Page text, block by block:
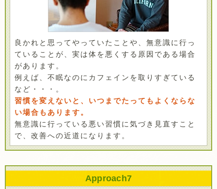
良かれと思ってやっていたことや、無意識に行っ
ていることが、実は体を悪くする原因である場合
があります。
例えば、不眠なのにカフェインを取りすぎている
など・・・。
習慣を変えないと、いつまでたってもよくならな
い場合もあります。
無意識に行っている悪い習慣に気づき見直すこと
で、改善への近道になります。
Approach7